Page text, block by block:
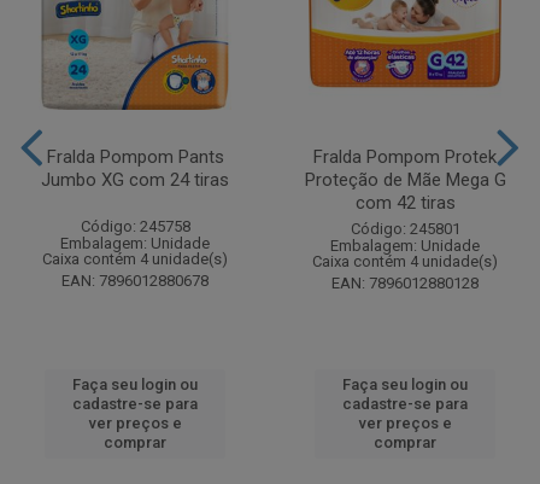
Fralda Pompom Pants
Jumbo XG com 24 tiras
Código: 245758
Embalagem: Unidade
Caixa contém 4 unidade(s)
EAN: 7896012880678
Faça seu login ou
cadastre-se para
ver preços e
comprar
Fralda Pompom Protek
Proteção de Mãe Mega G
com 42 tiras
Código: 245801
Embalagem: Unidade
Caixa contém 4 unidade(s)
EAN: 7896012880128
Faça seu login ou
cadastre-se para
ver preços e
comprar